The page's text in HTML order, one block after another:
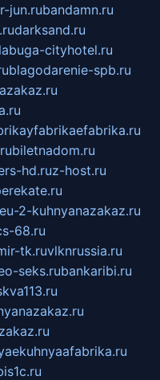
jun.rubandamn.ru
darksand.ru
cityhotel.ru
blagodarenie-spb.ru
biletnadom.ru
hd.ruz-host.ru
2-kuhnyanazakaz.ru
68.ru
tk.ruvlknrussia.ru
seks.rubankaribi.ru